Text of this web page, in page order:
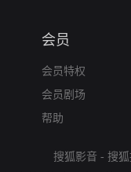
会员
会员特权
会员剧场
帮助
搜狐影音 - 搜